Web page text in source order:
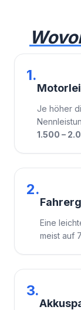
1.
Je höher
1.500 –
2.
Eine
meist auf
3.